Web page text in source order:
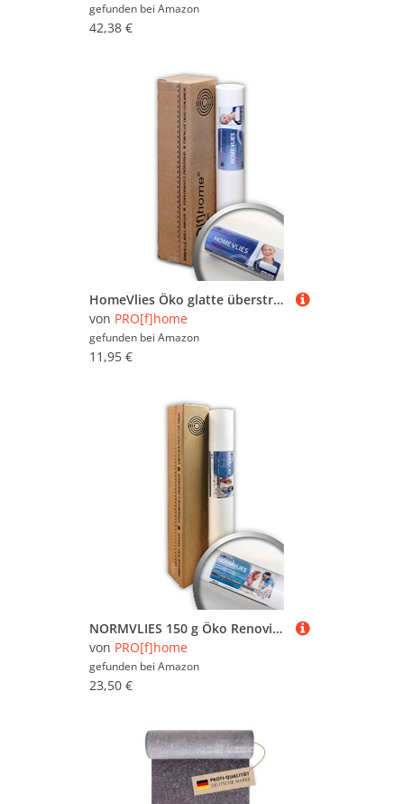
gefunden bei Amazon
42,38 €
HomeVlies Öko glatte überstreichbare Vliestapete weiß ohne Struktur Glattvlies umweltbewusst Renoviervlies Malervlies Vlies-Tapete nachhaltig umweltschonend FSC® MIX Nr. TSUD-COC-001718-KR
von PRO[f]home
gefunden bei Amazon
11,95 €
NORMVLIES 150 g Öko Renoviervlies glatte überstreichbare Vliestapete umweltbewusst weiß Glattvlies nachhaltig umweltschonend Malervlies | 18,75m2 25 Meter Rolle FSC® MIX Nr. TSUD-COC-001718-KR
von PRO[f]home
gefunden bei Amazon
23,50 €